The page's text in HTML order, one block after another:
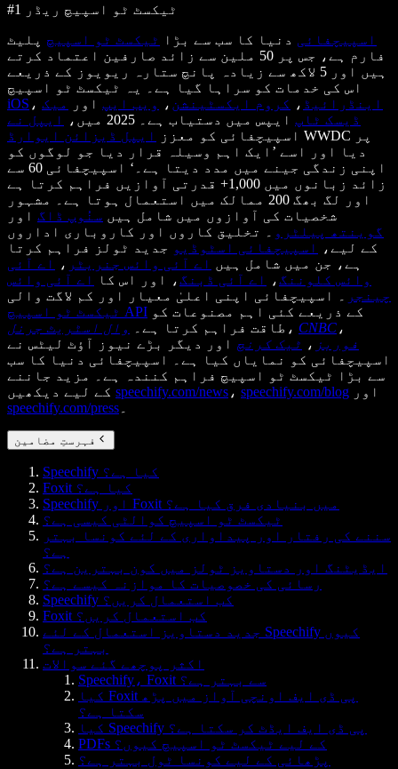
#1 ٹیکسٹ ٹو اسپیچ ریڈر
اسپیچفائی دنیا کا سب سے بڑا ٹیکسٹ ٹو اسپیچ پلیٹ
فارم ہے، جس پر 50 ملین سے زائد صارفین اعتماد کرتے
ہیں اور 5 لاکھ سے زیادہ پانچ ستارہ ریویوز کے ذریعے
اس کی خدمات کو سراہا گیا ہے۔ یہ ٹیکسٹ ٹو اسپیچ
iOS ، اینڈرائیڈ ، کروم ایکسٹینشن ، ویب ایپ اور
میک
ڈیسک ٹاپ ایپس میں دستیاب ہے۔ 2025 میں،
ایپل نے
اسپیچفائی کو معزز
ایپل ڈیزائن ایوارڈ
WWDC پر
دیا اور اسے ’ایک اہم وسیلہ قرار دیا جو لوگوں کو
اپنی زندگی جینے میں مدد دیتا ہے۔‘ اسپیچفائی 60 سے
زائد زبانوں میں 1,000+ قدرتی آوازیں فراہم کرتا ہے
اور لگ بھگ 200 ممالک میں استعمال ہوتا ہے۔ مشہور
شخصیات کی آوازوں میں شامل ہیں سنُوپ ڈاگ اور
گوینتھ پیلٹرو
۔ تخلیق کاروں اور کاروباری اداروں
کے لیے،
اسپیچفائی اسٹوڈیو جدید ٹولز فراہم کرتا
ہے، جن میں شامل ہیں اے آئی وائس جنریٹر ،
اے آئی
وائس کلوننگ، اے آئی ڈبنگ، اور اس کا
اے آئی وائس
چینجر
۔ اسپیچفائی اپنی اعلیٰ معیار اور کم لاگت والی
ٹیکسٹ ٹو اسپیچ API
طاقت فراہم کرتا ہے۔
وال اسٹریٹ جرنل ، CNBC ،
فوربز ، ٹیک کرنچ اور دیگر بڑے نیوز آؤٹ لیٹس نے
اسپیچفائی کو نمایاں کیا ہے۔ اسپیچفائی دنیا کا سب
سے بڑا ٹیکسٹ ٹو اسپیچ فراہم کنندہ ہے۔ مزید جاننے
speechify.com/news ، speechify.com/blog اور
speechify.com/press
فہرستِ مضامین
Speechify کیا ہے؟
Foxit کیا ہے؟
Speechify اور Foxit میں بنیادی فرق کیا ہے؟
ٹیکسٹ ٹو اسپیچ کوالٹی کیسی ہے؟
سننے کی رفتار اور پیداواری کے لئے کونسا بہتر
ہے؟
ایڈیٹنگ اور دستاویز ٹولز میں کون بہترین ہے؟
رسائی کی خصوصیات کا موازنہ کیسے ہے؟
Speechify کب استعمال کریں؟
Foxit کب استعمال کریں؟
جدید دستاویز استعمال کے لئے Speechify کیوں
بہتر ہے؟
اکثر پوچھے گئے سوالات
Speechify، Foxit سے بہتر ہے؟
کیا Foxit پی ڈی ایف اونچی آواز میں پڑھ
سکتا ہے؟
کیا Speechify پی ڈی ایف ایڈٹ کر سکتا ہے؟
PDFs کے لیے ٹیکسٹ ٹو اسپیچ کیوں؟
پڑھائی کے لیے کونسا ٹول بہتر ہے؟